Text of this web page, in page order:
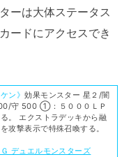
ーは大体ステータス
ードにアクセスでき
ン》効果モンスター 星２/闇
守 500 ①：５０００ＬＰ
。 エクストラデッキから融
攻撃表示で特殊召喚する。
デュエルモンスターズ